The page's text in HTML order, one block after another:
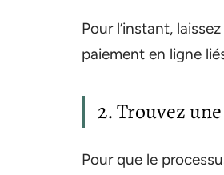
Pour l’instant,
paiement en ligne
2. Trouvez
Pour que le